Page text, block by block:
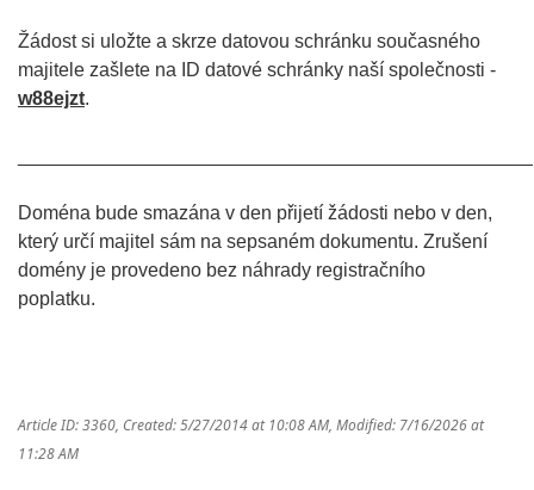
Žádost si uložte a skrze datovou schránku současného
majitele zašlete na ID datové schránky naší společnosti -
w88ejzt.
Doména bude smazána v den přijetí žádosti nebo v den,
který určí majitel sám na sepsaném dokumentu. Zrušení
domény je provedeno bez náhrady registračního
poplatku.
Article ID: 3360, Created: 5/27/2014 at 10:08 AM, Modified: 7/16/2026 at
11:28 AM